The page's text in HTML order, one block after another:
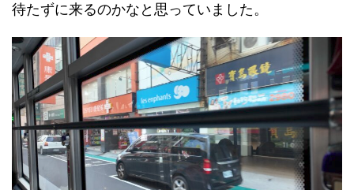
待たずに来るのかなと思っていました。